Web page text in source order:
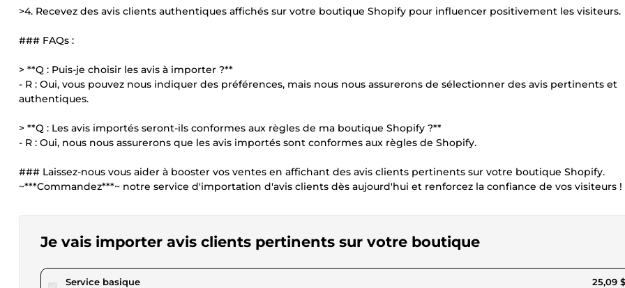
>4. Recevez des avis clients authentiques affichés sur votre boutique Shopify pour influencer positivement les visiteurs.
### FAQs :
> **Q : Puis-je choisir les avis à importer ?**
- R : Oui, vous pouvez nous indiquer des préférences, mais nous nous assurerons de sélectionner des avis pertinents et
authentiques.
> **Q : Les avis importés seront-ils conformes aux règles de ma boutique Shopify ?**
- R : Oui, nous nous assurerons que les avis importés sont conformes aux règles de Shopify.
### Laissez-nous vous aider à booster vos ventes en affichant des avis clients pertinents sur votre boutique Shopify.
~***Commandez***~ notre service d'importation d'avis clients dès aujourd'hui et renforcez la confiance de vos visiteurs !
Je vais importer avis clients pertinents sur votre boutique
Service basiquepour 23,12 $US 25,09